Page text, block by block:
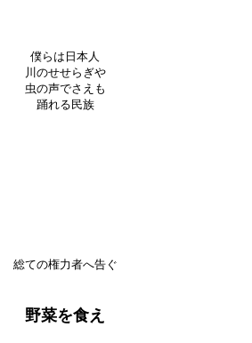
僕らは日本人
川のせせらぎや
虫の声でさえも
踊れる民族
総ての権力者へ告ぐ
野菜を食え